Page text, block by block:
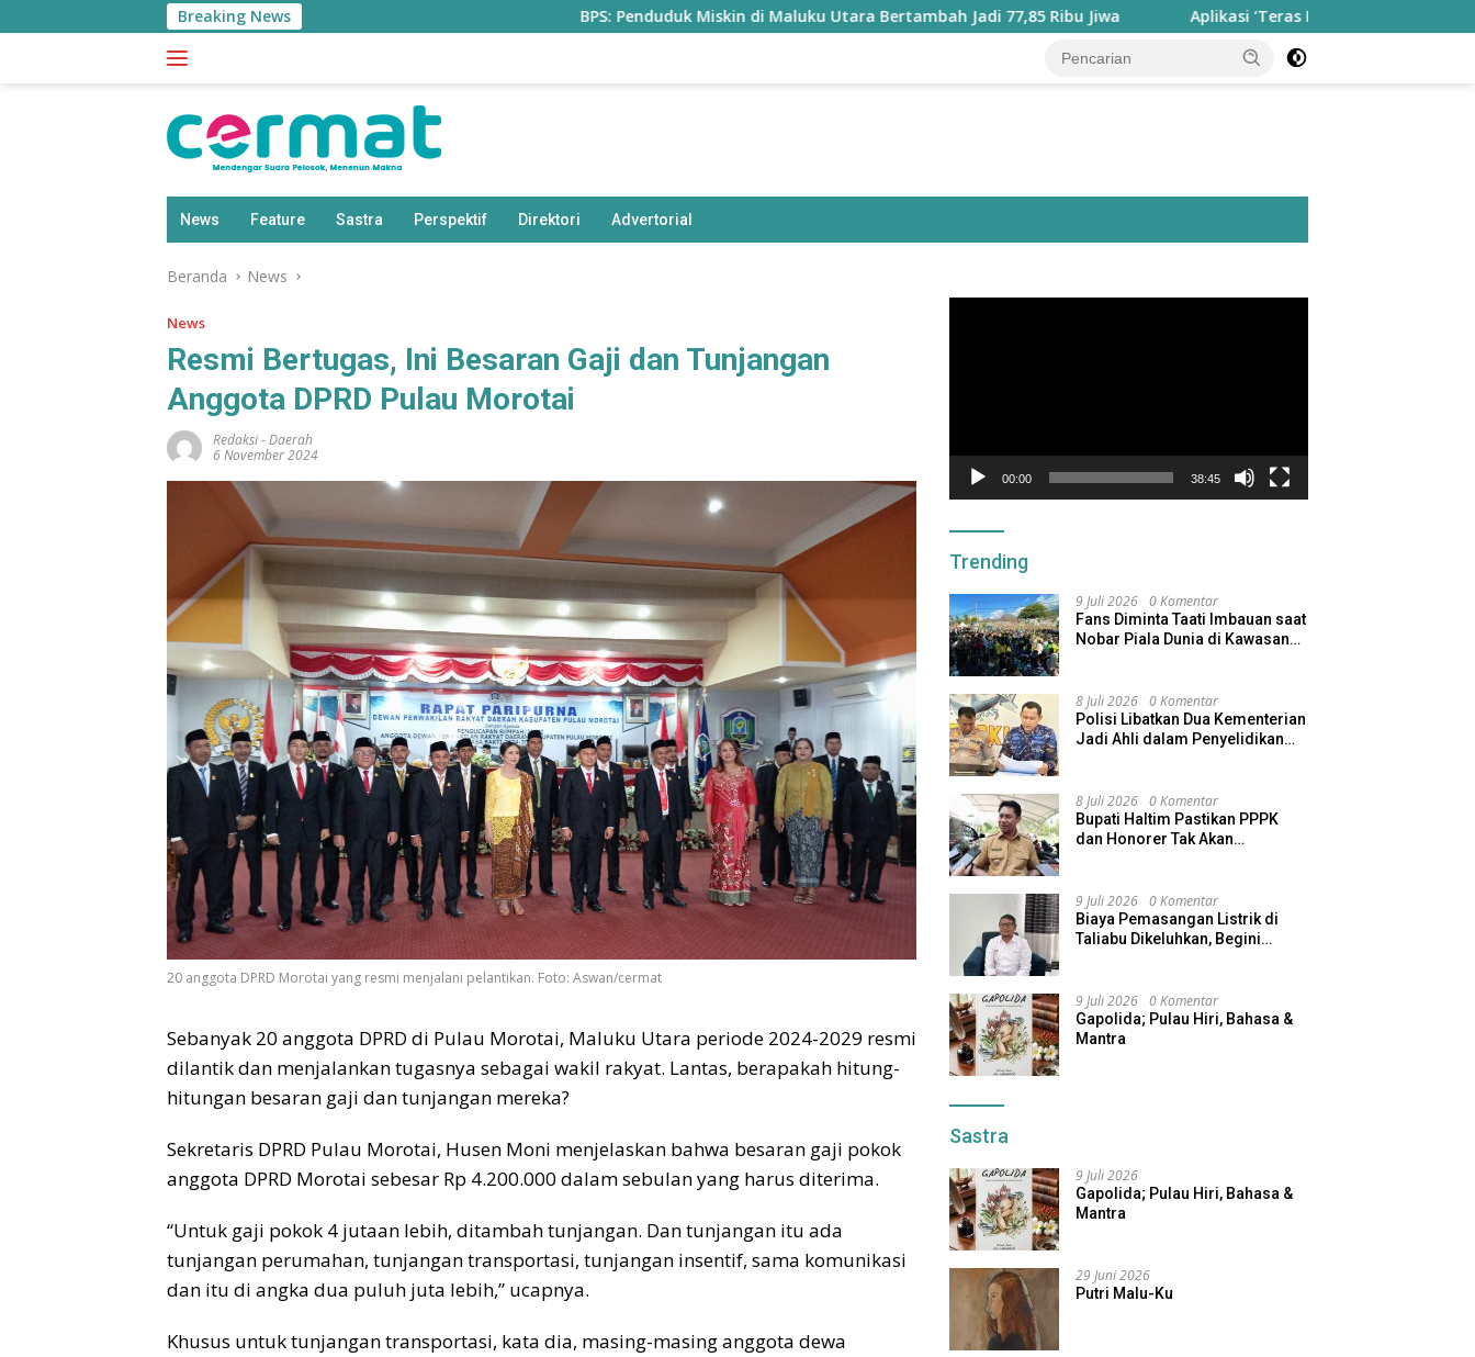
ke
Breaking News BPS: Penduduk Miskin di Maluku Utara Bertambah Jadi 77,85 Ribu Jiwa Aplikasi ‘Teras Pendidikan’ Disiapkan untuk
News Feature Sastra Perspektif Direktori Advertorial
Beranda News
News
Resmi Bertugas, Ini Besaran Gaji dan Tunjangan
Anggota DPRD Pulau Morotai
Redaksi-Daerah
6 November 2024
20 anggota DPRD Morotai yang resmi menjalani pelantikan. Foto: Aswan/cermat
Sebanyak 20 anggota DPRD di Pulau Morotai, Maluku Utara periode 2024-2029 resmi
dilantik dan menjalankan tugasnya sebagai wakil rakyat. Lantas, berapakah hitung-
hitungan besaran gaji dan tunjangan mereka?
Sekretaris DPRD Pulau Morotai, Husen Moni menjelaskan bahwa besaran gaji pokok
anggota DPRD Morotai sebesar Rp 4.200.000 dalam sebulan yang harus diterima.
“Untuk gaji pokok 4 jutaan lebih, ditambah tunjangan. Dan tunjangan itu ada
tunjangan perumahan, tunjangan transportasi, tunjangan insentif, sama komunikasi
dan itu di angka dua puluh juta lebih,” ucapnya.
Khusus untuk tunjangan transportasi, kata dia, masing-masing anggota dewa
00:00 38:45
Trending
9 Juli 2026 0 Komentar
Fans Diminta Taati Imbauan saat
Nobar Piala Dunia di Kawasan
8 Juli 2026 0 Komentar
Polisi Libatkan Dua Kementerian
Jadi Ahli dalam Penyelidikan
8 Juli 2026 0 Komentar
Bupati Haltim Pastikan PPPK
dan Honorer Tak Akan
9 Juli 2026 0 Komentar
Biaya Pemasangan Listrik di
Taliabu Dikeluhkan, Begini
9 Juli 2026 0 Komentar
Gapolida; Pulau Hiri, Bahasa &
Mantra
Sastra
9 Juli 2026
Gapolida; Pulau Hiri, Bahasa &
Mantra
29 Juni 2026
Putri Malu-Ku